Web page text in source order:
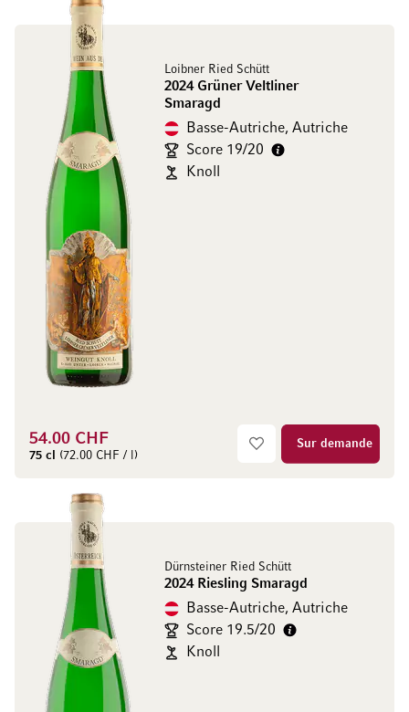
Loibner Ried Schütt
2024 Grüner Veltliner
Smaragd
Basse-Autriche, Autriche
Score 19/20
Knoll
54.00 CHF
75 cl (72.00 CHF / l)
Sur demande
Dürnsteiner Ried Schütt
2024 Riesling Smaragd
Basse-Autriche, Autriche
Score 19.5/20
Knoll